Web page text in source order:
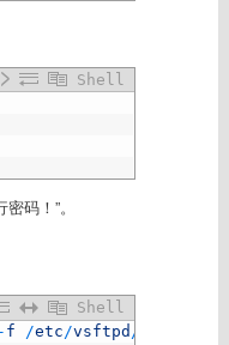
Shell
码！”。
Shell
- f /etc /vsftpd /